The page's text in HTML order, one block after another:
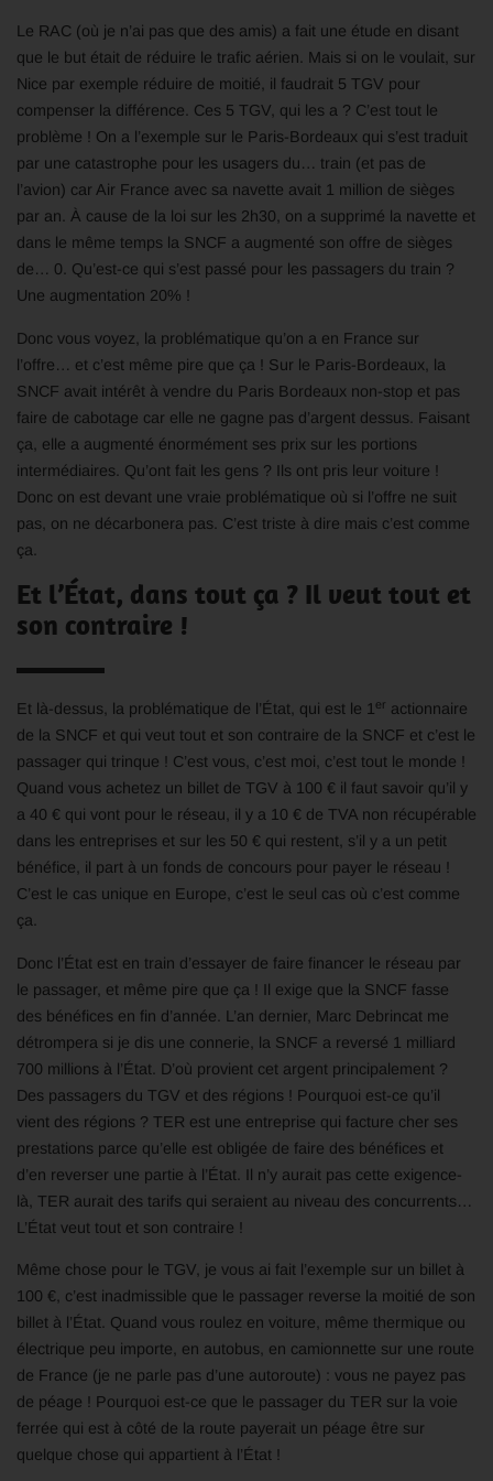
Le RAC (où je n’ai pas que des amis) a fait une étude en disant
que le but était de réduire le trafic aérien. Mais si on le voulait, sur
Nice par exemple réduire de moitié, il faudrait 5 TGV pour
compenser la différence. Ces 5 TGV, qui les a ? C’est tout le
problème ! On a l’exemple sur le Paris-Bordeaux qui s’est traduit
par une catastrophe pour les usagers du… train (et pas de
l’avion) car Air France avec sa navette avait 1 million de sièges
par an. À cause de la loi sur les 2h30, on a supprimé la navette et
dans le même temps la SNCF a augmenté son offre de sièges
de… 0. Qu’est-ce qui s’est passé pour les passagers du train ?
Une augmentation 20% !
Donc vous voyez, la problématique qu’on a en France sur
l’offre… et c’est même pire que ça ! Sur le Paris-Bordeaux, la
SNCF avait intérêt à vendre du Paris Bordeaux non-stop et pas
faire de cabotage car elle ne gagne pas d’argent dessus. Faisant
ça, elle a augmenté énormément ses prix sur les portions
intermédiaires. Qu’ont fait les gens ? Ils ont pris leur voiture !
Donc on est devant une vraie problématique où si l’offre ne suit
pas, on ne décarbonera pas. C’est triste à dire mais c’est comme
ça.
Et l’État, dans tout ça ? Il veut tout et
son contraire !
Et là-dessus, la problématique de l’État, qui est le 1 er actionnaire
de la SNCF et qui veut tout et son contraire de la SNCF et c’est le
passager qui trinque ! C’est vous, c’est moi, c’est tout le monde !
Quand vous achetez un billet de TGV à 100 € il faut savoir qu’il y
a 40 € qui vont pour le réseau, il y a 10 € de TVA non récupérable
dans les entreprises et sur les 50 € qui restent, s’il y a un petit
bénéfice, il part à un fonds de concours pour payer le réseau !
C’est le cas unique en Europe, c’est le seul cas où c’est comme
ça.
Donc l’État est en train d’essayer de faire financer le réseau par
le passager, et même pire que ça ! Il exige que la SNCF fasse
des bénéfices en fin d’année. L’an dernier, Marc Debrincat me
détrompera si je dis une connerie, la SNCF a reversé 1 milliard
700 millions à l’État. D’où provient cet argent principalement ?
Des passagers du TGV et des régions ! Pourquoi est-ce qu’il
vient des régions ? TER est une entreprise qui facture cher ses
prestations parce qu’elle est obligée de faire des bénéfices et
d’en reverser une partie à l’État. Il n’y aurait pas cette exigence-
là, TER aurait des tarifs qui seraient au niveau des concurrents…
L’État veut tout et son contraire !
Même chose pour le TGV, je vous ai fait l’exemple sur un billet à
100 €, c’est inadmissible que le passager reverse la moitié de son
billet à l’État. Quand vous roulez en voiture, même thermique ou
électrique peu importe, en autobus, en camionnette sur une route
de France (je ne parle pas d’une autoroute) : vous ne payez pas
de péage ! Pourquoi est-ce que le passager du TER sur la voie
ferrée qui est à côté de la route payerait un péage être sur
quelque chose qui appartient à l’État !